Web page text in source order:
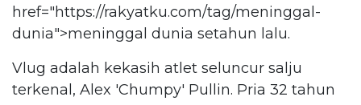
href="https://rakyatku.com/tag/meninggal-
dunia">meninggal dunia setahun lalu.
Vlug adalah kekasih atlet seluncur salju
terkenal, Alex 'Chumpy' Pullin. Pria 32 tahun